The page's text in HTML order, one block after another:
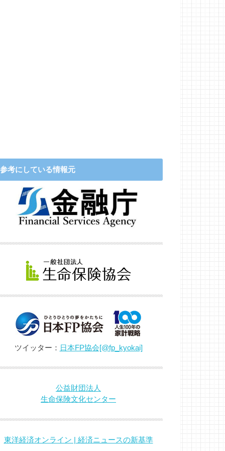
参考にしている情報元
ツイッター： 日本FP協会[@fp_kyokai]
公益財団法人
生命保険文化センター
東洋経済オンライン | 経済ニュースの新基準